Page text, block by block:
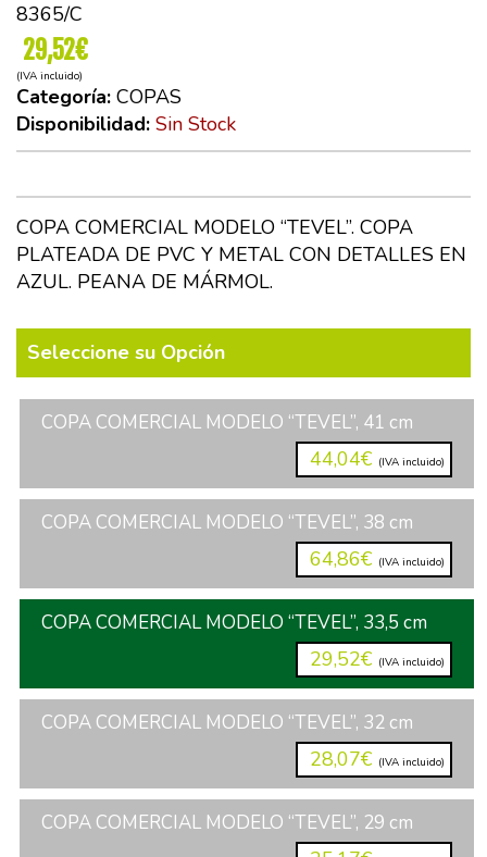
8365/C
29,52€
(IVA incluido)
Categoría: COPAS
Disponibilidad: Sin Stock
COPA COMERCIAL MODELO “TEVEL”. COPA
PLATEADA DE PVC Y METAL CON DETALLES EN
AZUL. PEANA DE MÁRMOL.
Seleccione su Opción
COPA COMERCIAL MODELO “TEVEL”, 41 cm
44,04€ (IVA incluido)
COPA COMERCIAL MODELO “TEVEL”, 38 cm
64,86€ (IVA incluido)
COPA COMERCIAL MODELO “TEVEL”, 33,5 cm
29,52€ (IVA incluido)
COPA COMERCIAL MODELO “TEVEL”, 32 cm
28,07€ (IVA incluido)
COPA COMERCIAL MODELO “TEVEL”, 29 cm